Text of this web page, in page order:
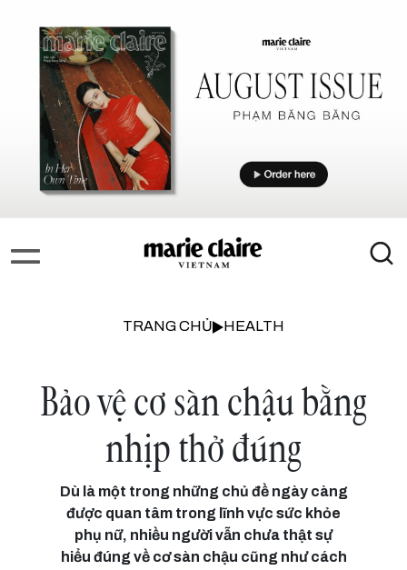
TRANG CHỦ HEALTH
Bảo vệ cơ sàn chậu bằng
nhịp thở đúng
Dù là một trong những chủ đề ngày càng
được quan tâm trong lĩnh vực sức khỏe
phụ nữ, nhiều người vẫn chưa thật sự
hiểu đúng về cơ sàn chậu cũng như cách